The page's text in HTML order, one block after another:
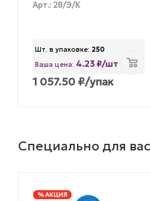
Арт.: 28/Э/К
Шт. в упаковке: 250
Ваша цена: 4.23 ₽/шт
1 057.50 ₽/упак
Специально для вас
% АКЦИЯ